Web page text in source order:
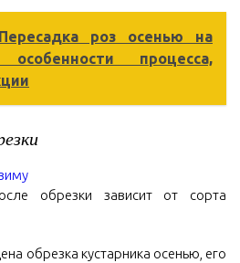
Пересадка роз осенью на
процесса,
обрезки зависит от сорта
обрезка кустарника осенью, его